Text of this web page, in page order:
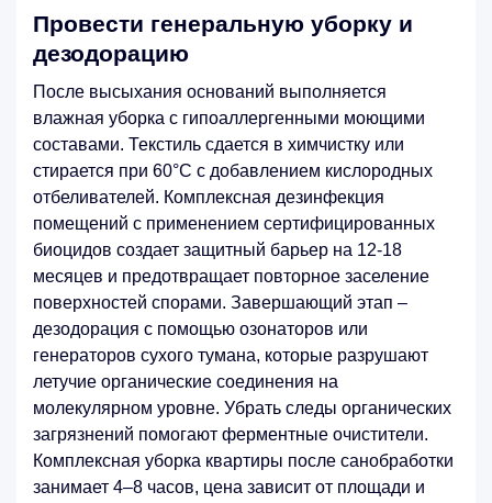
Провести генеральную уборку и
дезодорацию
После высыхания оснований выполняется
влажная уборка с гипоаллергенными моющими
составами. Текстиль сдается в химчистку или
стирается при 60°C с добавлением кислородных
отбеливателей. Комплексная дезинфекция
помещений с применением сертифицированных
биоцидов создает защитный барьер на 12-18
месяцев и предотвращает повторное заселение
поверхностей спорами. Завершающий этап –
дезодорация с помощью озонаторов или
генераторов сухого тумана, которые разрушают
летучие органические соединения на
молекулярном уровне. Убрать следы органических
загрязнений помогают ферментные очистители.
Комплексная уборка квартиры после санобработки
занимает 4–8 часов, цена зависит от площади и